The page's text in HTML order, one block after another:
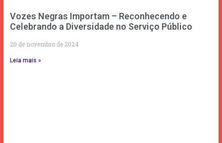
Vozes Negras Importam – Reconhecendo e
Celebrando a Diversidade no Serviço Público
20 de novembro de 2024
Leia mais »